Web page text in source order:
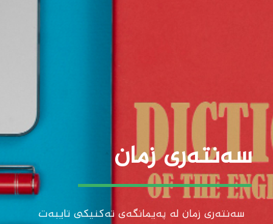
سەنتەری زمان
سەنتەری زمان لە پەیمانگەی تەکنیکی تایبەت